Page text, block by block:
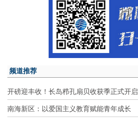
频道推荐
开磅迎丰收！长岛栉孔扇贝收获季正式开启
南海新区：以爱国主义教育赋能青年成长